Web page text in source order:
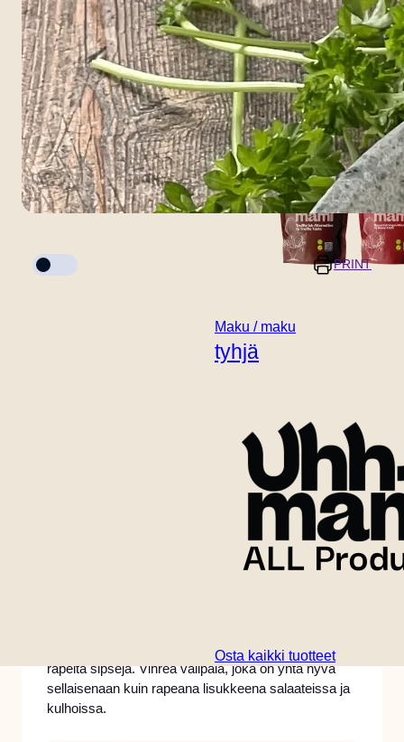
tyhjä
Maku / maku
tyhjä
Osta kaikki tuotteet
PRINT
Valmisteluaika
5 minuuttia
kultaisia, ilmavia, hennon makeita ja täydellisen
rapeita sipsejä. Vihreä välipala, joka on yhtä hyvä
sellaisenaan kuin rapeana lisukkeena salaateissa ja
kulhoissa.